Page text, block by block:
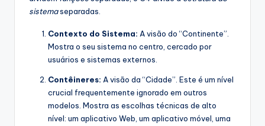
sistemaseparadas.
Contexto do Sistema: A visão do “Continente”.
Mostra o seu sistema no centro, cercado por
usuários e sistemas externos.
Contêineres: A visão da “Cidade”. Este é um nível
crucial frequentemente ignorado em outros
modelos. Mostra as escolhas técnicas de alto
nível: um aplicativo Web, um aplicativo móvel, uma